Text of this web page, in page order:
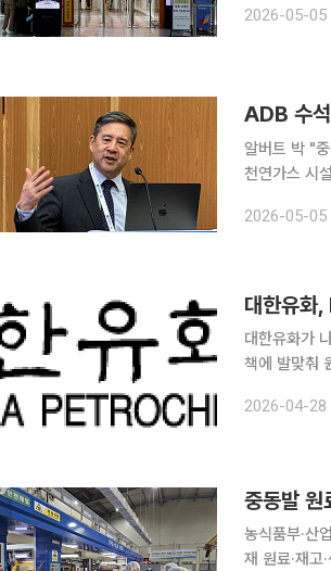
지원금은 매
2026-05-05
알버트 박 "
천연가스 시설도 파괴⋯복구에
내놨다. 전쟁
2026-05-05
대한유
대한유화가
책에 발맞춰 원료 확보도
것이
2026-04-28
중동발 원
농식품부·산
재 원료·재고·생산 동향 점검 중동 정세 불안